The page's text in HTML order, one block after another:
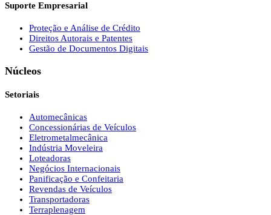
Suporte Empresarial
Proteção e Análise de Crédito
Direitos Autorais e Patentes
Gestão de Documentos Digitais
Núcleos
Setoriais
Automecânicas
Concessionárias de Veículos
Eletrometalmecânica
Indústria Moveleira
Loteadoras
Negócios Internacionais
Panificação e Confeitaria
Revendas de Veículos
Transportadoras
Terraplenagem